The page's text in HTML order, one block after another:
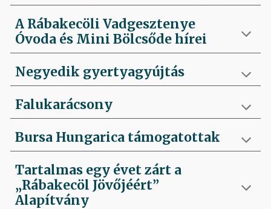
A Rábakecöli Vadgesztenye
Óvoda és Mini Bölcsőde hírei
Negyedik gyertyagyújtás
Falukarácsony
Bursa Hungarica támogatottak
Tartalmas egy évet zárt a
„Rábakecöl Jövőjéért”
Alapítvány